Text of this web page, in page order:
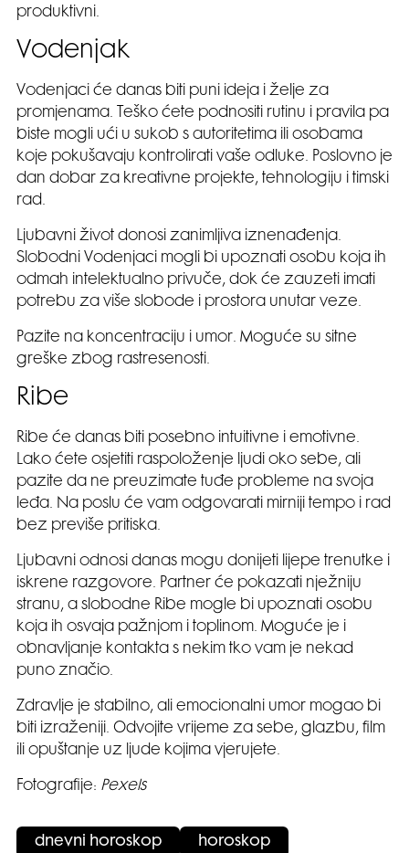
produktivni.
Vodenjak
Vodenjaci će danas biti puni ideja i želje za
promjenama. Teško ćete podnositi rutinu i pravila pa
biste mogli ući u sukob s autoritetima ili osobama
koje pokušavaju kontrolirati vaše odluke. Poslovno je
dan dobar za kreativne projekte, tehnologiju i timski
rad.
Ljubavni život donosi zanimljiva iznenađenja.
Slobodni Vodenjaci mogli bi upoznati osobu koja ih
odmah intelektualno privuče, dok će zauzeti imati
potrebu za više slobode i prostora unutar veze.
Pazite na koncentraciju i umor. Moguće su sitne
greške zbog rastresenosti.
Ribe
Ribe će danas biti posebno intuitivne i emotivne.
Lako ćete osjetiti raspoloženje ljudi oko sebe, ali
pazite da ne preuzimate tuđe probleme na svoja
leđa. Na poslu će vam odgovarati mirniji tempo i rad
bez previše pritiska.
Ljubavni odnosi danas mogu donijeti lijepe trenutke i
iskrene razgovore. Partner će pokazati nježniju
stranu, a slobodne Ribe mogle bi upoznati osobu
koja ih osvaja pažnjom i toplinom. Moguće je i
obnavljanje kontakta s nekim tko vam je nekad
puno značio.
Zdravlje je stabilno, ali emocionalni umor mogao bi
biti izraženiji. Odvojite vrijeme za sebe, glazbu, film
ili opuštanje uz ljude kojima vjerujete.
Fotografije: Pexels
dnevni horoskop horoskop